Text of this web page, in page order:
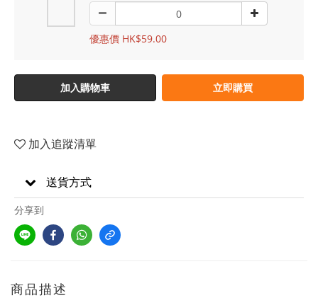
優惠價 HK$59.00
加入購物車 立即購買
加入追蹤清單
送貨方式
分享到
商品描述